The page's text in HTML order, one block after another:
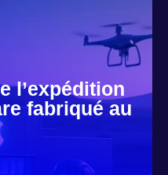
l’expédition
fabriqué au